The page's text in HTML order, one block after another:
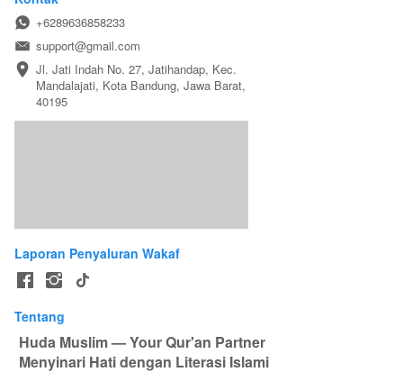
+6289636858233
support@gmail.com
Jl. Jati Indah No. 27, Jatihandap, Kec.
Mandalajati, Kota Bandung, Jawa Barat,
40195
Laporan Penyaluran Wakaf
Tentang
Huda Muslim — Your Qur'an Partner
Menyinari Hati dengan Literasi Islami